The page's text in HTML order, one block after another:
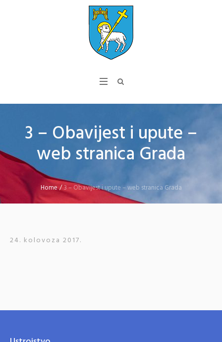
3 – Obavijest i upute –
web stranica Grada
Home/3 – Obavijest i upute – web stranica Grada
24. kolovoza 2017.